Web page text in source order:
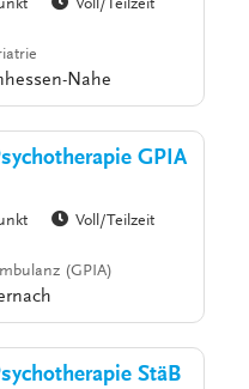
Voll/Teilzeit
Nahe
GPIA
Voll/Teilzeit
(GPIA)
StäB